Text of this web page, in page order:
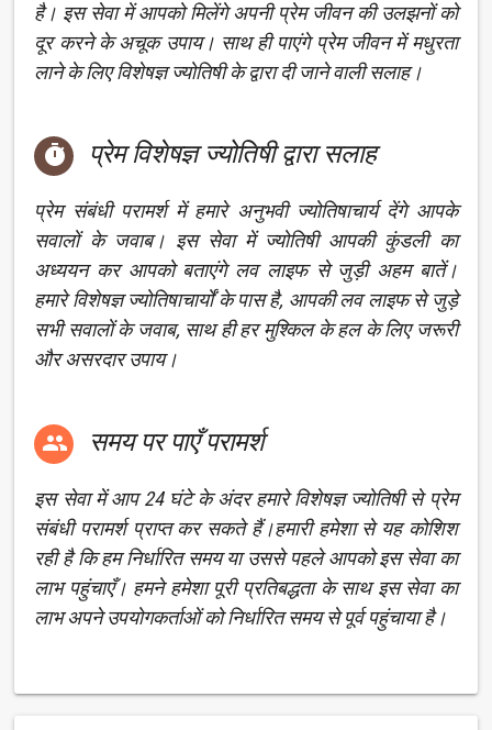
है। इस सेवा में आपको मिलेंगे अपनी प्रेम जीवन की उलझनों को
दूर करने के अचूक उपाय। साथ ही पाएंगे प्रेम जीवन में मधुरता
लाने के लिए विशेषज्ञ ज्योतिषी के द्वारा दी जाने वाली सलाह।
 प्रेम विशेषज्ञ ज्योतिषी द्वारा सलाह
प्रेम संबंधी परामर्श में हमारे अनुभवी ज्योतिषाचार्य देंगे आपके
सवालों के जवाब। इस सेवा में ज्योतिषी आपकी कुंडली का
अध्ययन कर आपको बताएंगे लव लाइफ से जुड़ी अहम बातें।
हमारे विशेषज्ञ ज्योतिषाचार्यों के पास है, आपकी लव लाइफ से जुड़े
सभी सवालों के जवाब, साथ ही हर मुश्किल के हल के लिए जरूरी
और असरदार उपाय।
 समय पर पाएँ परामर्श
इस सेवा में आप 24 घंटे के अंदर हमारे विशेषज्ञ ज्योतिषी से प्रेम
संबंधी परामर्श प्राप्त कर सकते हैं।हमारी हमेशा से यह कोशिश
रही है कि हम निर्धारित समय या उससे पहले आपको इस सेवा का
लाभ पहुंचाएँ। हमने हमेशा पूरी प्रतिबद्धता के साथ इस सेवा का
लाभ अपने उपयोगकर्ताओं को निर्धारित समय से पूर्व पहुंचाया है।